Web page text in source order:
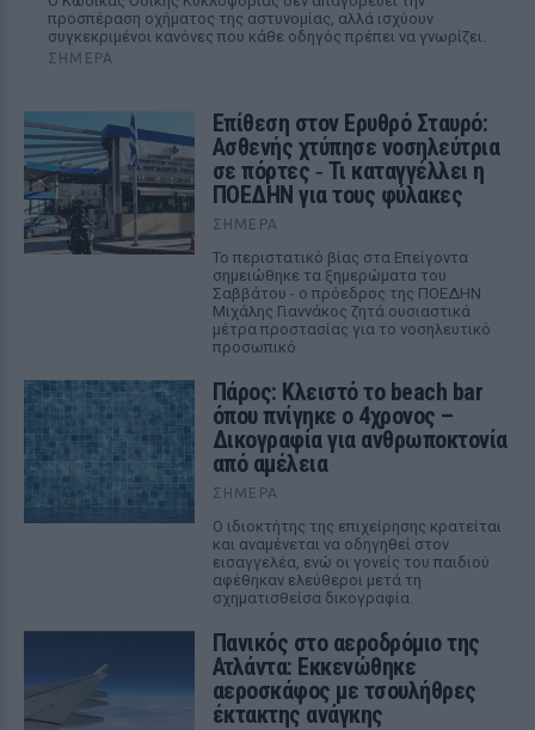
προσπέραση οχήματος της αστυνομίας, αλλά ισχύουν
συγκεκριμένοι κανόνες που κάθε οδηγός πρέπει να γνωρίζει.
ΣΉΜΕΡΑ
Επίθεση στον Ερυθρό Σταυρό:
Ασθενής χτύπησε νοσηλεύτρια
σε πόρτες ‑ Τι καταγγέλλει η
ΠΟΕΔΗΝ για τους φύλακες
ΣΉΜΕΡΑ
Το περιστατικό βίας στα Επείγοντα
σημειώθηκε τα ξημερώματα του
Σαββάτου - ο πρόεδρος της ΠΟΕΔΗΝ
Μιχάλης Γιαννάκος ζητά ουσιαστικά
μέτρα προστασίας για το νοσηλευτικό
προσωπικό
Πάρος: Κλειστό το beach bar
όπου πνίγηκε ο 4χρονος –
Δικογραφία για ανθρωποκτονία
από αμέλεια
ΣΉΜΕΡΑ
Ο ιδιοκτήτης της επιχείρησης κρατείται
και αναμένεται να οδηγηθεί στον
εισαγγελέα, ενώ οι γονείς του παιδιού
αφέθηκαν ελεύθεροι μετά τη
σχηματισθείσα δικογραφία.
Πανικός στο αεροδρόμιο της
Ατλάντα: Εκκενώθηκε
αεροσκάφος με τσουλήθρες
έκτακτης ανάγκης